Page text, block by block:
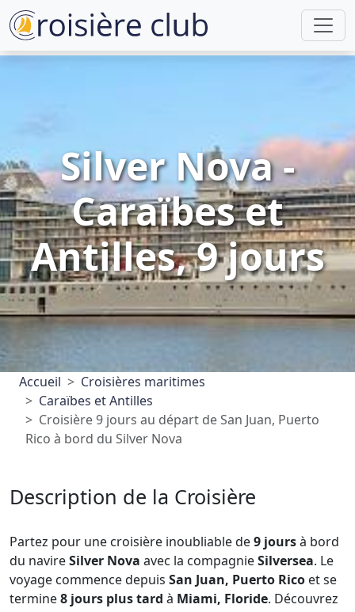
Silver Nova -
Caraïbes et
Antilles, 9 jours
Accueil
Croisières maritimes
Caraïbes et Antilles
Croisière 9 jours au départ de San Juan, Puerto
Rico à bord du Silver Nova
Description de la Croisière
Partez pour une croisière inoubliable de9 joursà bord
du navireSilver Nova avec la compagnieSilversea. Le
voyage commence depuis San Juan, Puerto Rico et se
termine8 jours plus tard à Miami, Floride. Découvrez